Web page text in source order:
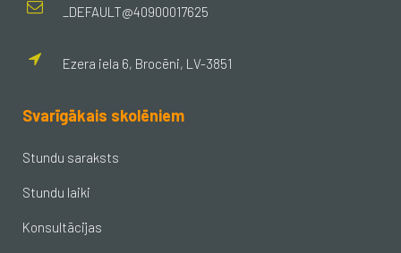
_DEFAULT@40900017625
Ezera iela 6, Brocēni, LV-3851
Svarīgākais skolēniem
Stundu saraksts
Stundu laiki
Konsultācijas